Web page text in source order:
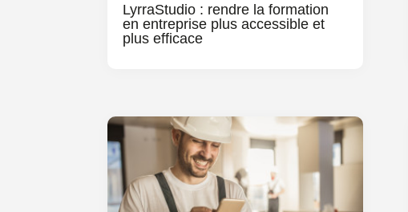
LyrraStudio : rendre la formation
en entreprise plus accessible et
plus efficace